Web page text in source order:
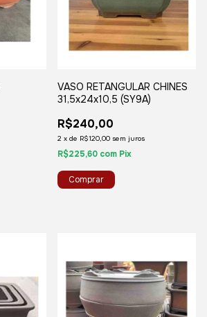
VASO RETANGULAR CHINES
31,5x24x10,5 (SY9A)
R$240,00
2 x de R$120,00 sem juros
R$225,60 com Pix